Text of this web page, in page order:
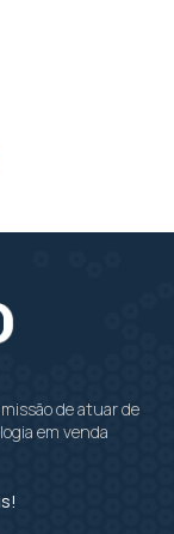
de atuar de
em venda